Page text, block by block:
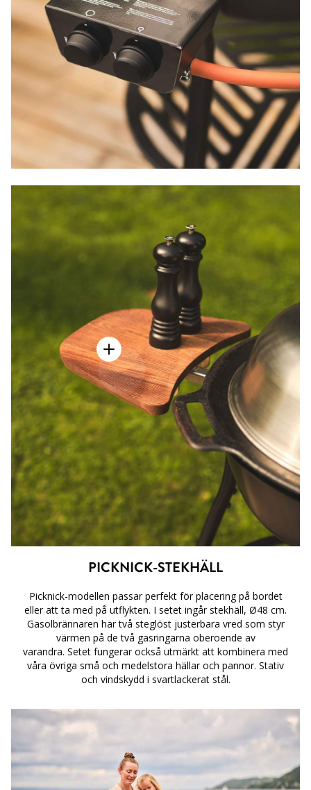
PICKNICK-STEKHÄLL
Picknick-modellen passar perfekt för placering på bordet
eller att ta med på utflykten. I setet ingår stekhäll, Ø48 cm.
Gasolbrännaren har två steglöst justerbara vred som styr
värmen på de två gasringarna oberoende av
varandra. Setet fungerar också utmärkt att kombinera med
våra övriga små och medelstora hällar och pannor. Stativ
och vindskydd i svartlackerat stål.